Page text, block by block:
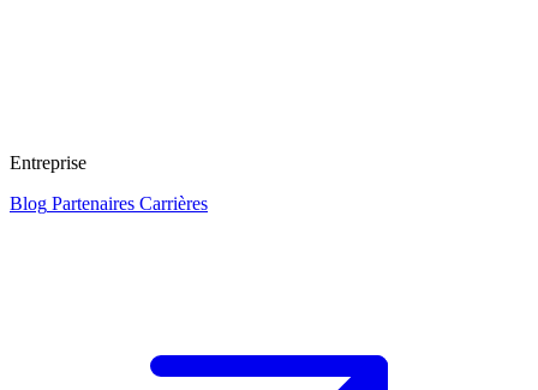
Entreprise
Blog Partenaires Carrières